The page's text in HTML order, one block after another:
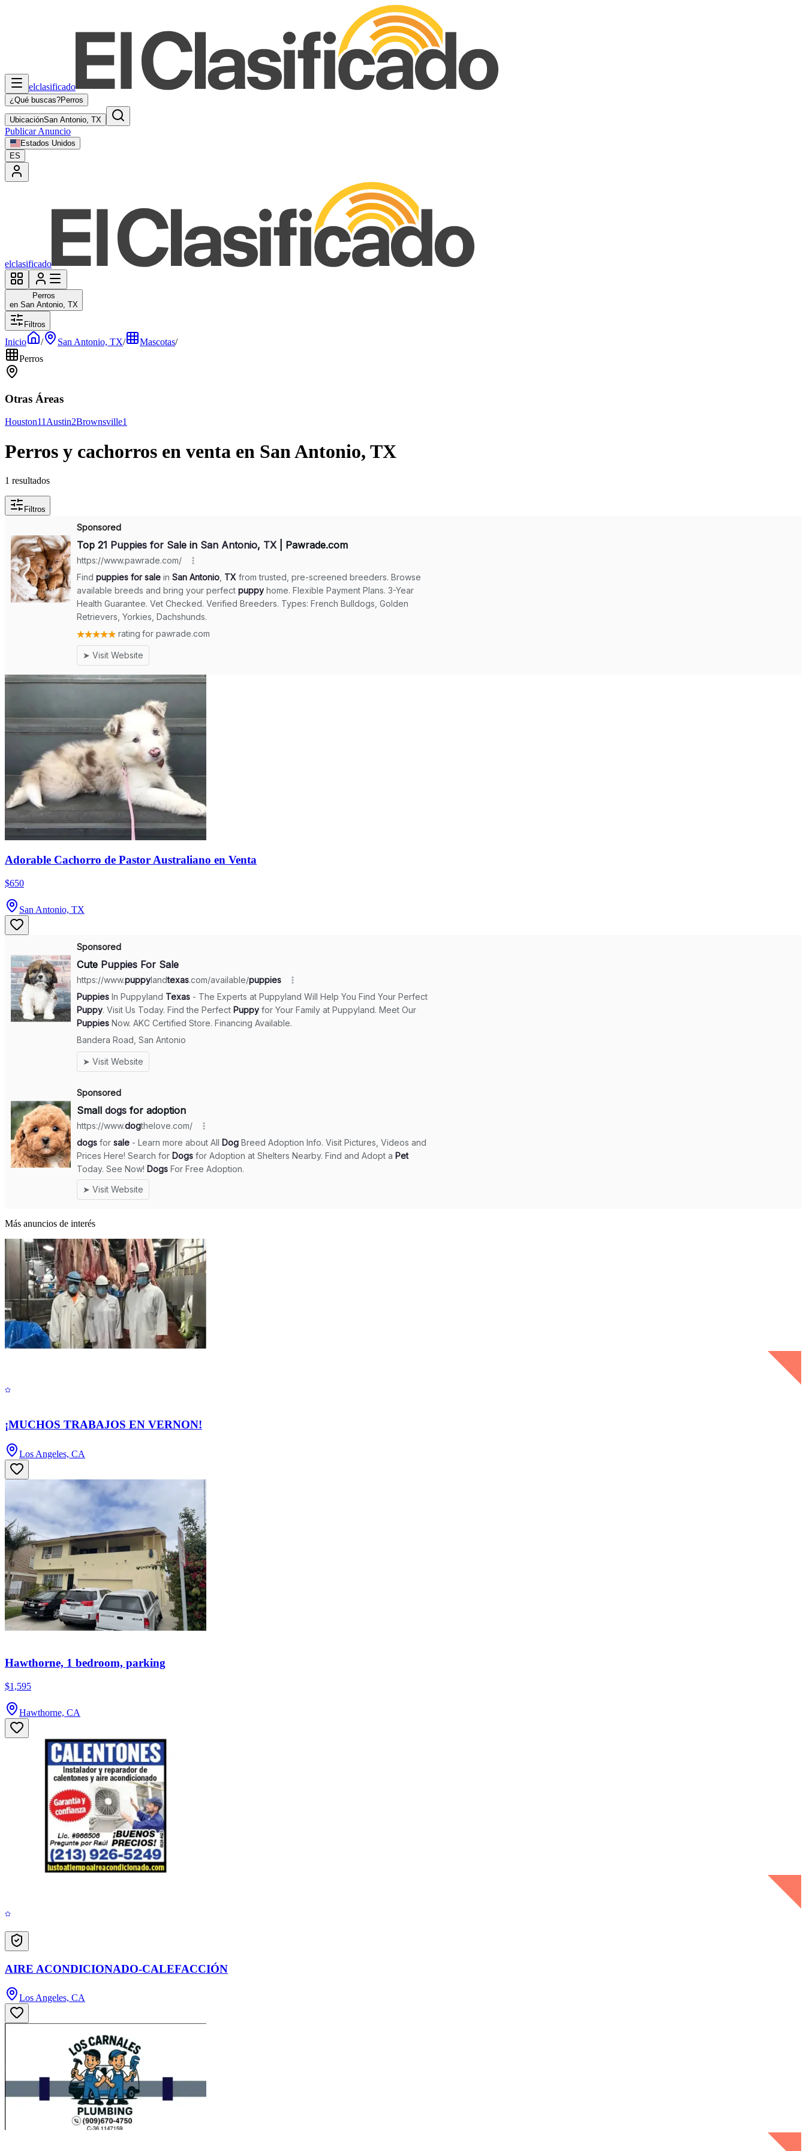
elclasificado
¿Qué buscas?Perros
UbicaciónSan Antonio, TX
Publicar Anuncio
Estados Unidos
ES
elclasificado
Perros
en San Antonio, TX
Filtros
Inicio / San Antonio, TX/ Mascotas/
Perros
Otras Áreas
Houston11Austin2Brownsville1
Perros y cachorros en venta en San Antonio, TX
1 resultados
Filtros
Adorable Cachorro de Pastor Australiano en Venta
$650
San Antonio, TX
Más anuncios de interés
¡MUCHOS TRABAJOS EN VERNON!
Los Angeles, CA
Hawthorne, 1 bedroom, parking
$1,595
Hawthorne, CA
AIRE ACONDICIONADO-CALEFACCIÓN
Los Angeles, CA